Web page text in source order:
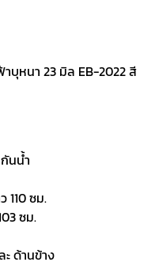
าบุหนา 23 มิล EB-2022 สี
นน้ำ
110 ซม.
ซม.
ะ ด้านข้าง